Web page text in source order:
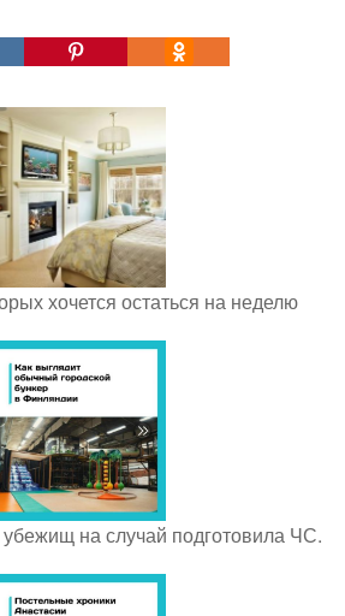
хочется остаться на неделю
на случай подготовила ЧС.